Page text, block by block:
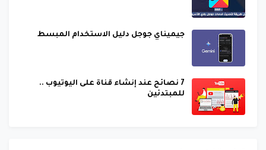
جيميناي جوجل دليل الاستخدام المبسط
7 نصائح عند إنشاء قناة على اليوتيوب ..
للمبتدئين